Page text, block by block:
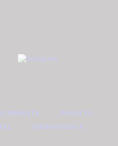
ΡΟΛΌΓΙΑ
ΕΠΙΚΟΙΝΩΝΊΑ